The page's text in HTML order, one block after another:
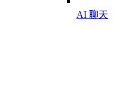
AI 聊天